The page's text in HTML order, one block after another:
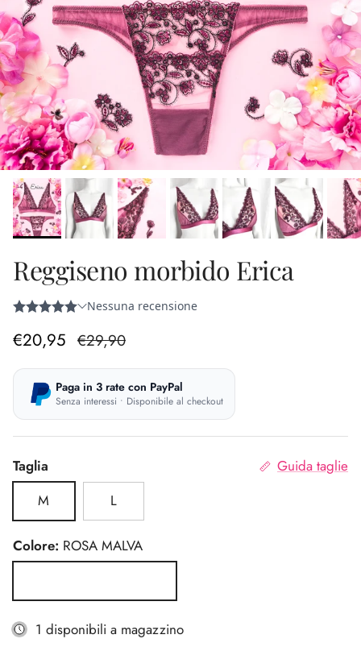
Reggiseno morbido Erica
Prezzo di vendita
€20,95 Prezzo normale
€29,90
Paga in 3 rate con PayPal
Senza interessi • Disponibile al checkout
Taglia
Guida taglie
M
L
Colore: ROSA MALVA
1 disponibili a magazzino